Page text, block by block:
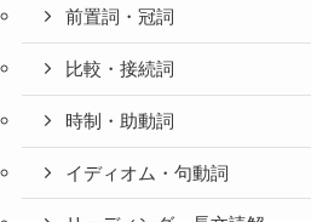
前置詞・冠詞
比較・接続詞
時制・助動詞
イディオム・句動詞